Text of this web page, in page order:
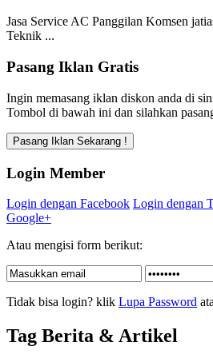
Jasa Service AC Panggilan Komsen
Teknik ...
Pasang Iklan Gratis
Ingin memasang iklan diskon anda di
Tombol di bawah ini dan silahkan
Login Member
Login dengan Facebook Login dengan
Google+
Atau mengisi form berikut:
Tidak bisa login? klik Lupa Password
Tag Berita & Artikel